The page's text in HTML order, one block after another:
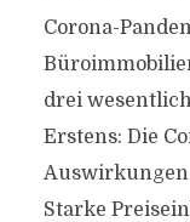
Corona-
drei
Erstens: Die
Starke